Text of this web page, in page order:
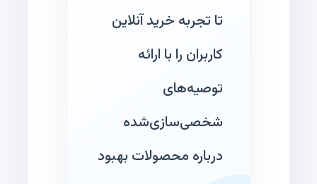
تا تجربه خرید آنلاین
کاربران را با ارائه
توصیه‌های
شخصی‌سازی‌شده
درباره محصولات بهبود